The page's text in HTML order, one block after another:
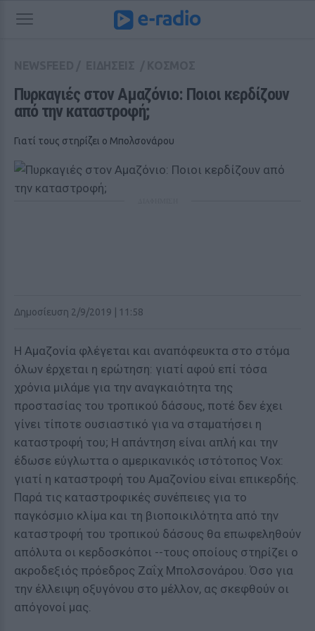
Πυρκαγιές στον Αμαζόνιο: Ποιοι κερδίζουν
από την καταστροφή;
Γιατί τους στηρίζει ο Μπολσονάρου
Δημοσίευση 2/9/2019 | 11:58
Η Αμαζονία φλέγεται και αναπόφευκτα στο στόμα
όλων έρχεται η ερώτηση: γιατί αφού επί τόσα
χρόνια μιλάμε για την αναγκαιότητα της
προστασίας του τροπικού δάσους, ποτέ δεν έχει
γίνει τίποτε ουσιαστικό για να σταματήσει η
καταστροφή του; Η απάντηση είναι απλή και την
έδωσε εύγλωττα ο αμερικανικός ιστότοπος Vox:
γιατί η καταστροφή του Αμαζονίου είναι επικερδής.
Παρά τις καταστροφικές συνέπειες για το
παγκόσμιο κλίμα και τη βιοποικιλότητα από την
καταστροφή του τροπικού δάσους θα επωφεληθούν
απόλυτα οι κερδοσκόποι --τους οποίους στηρίζει ο
ακροδεξιός πρόεδρος Ζαΐχ Μπολσονάρου. Όσο για
την έλλειψη οξυγόνου στο μέλλον, ας σκεφθούν οι
απόγονοί μας.